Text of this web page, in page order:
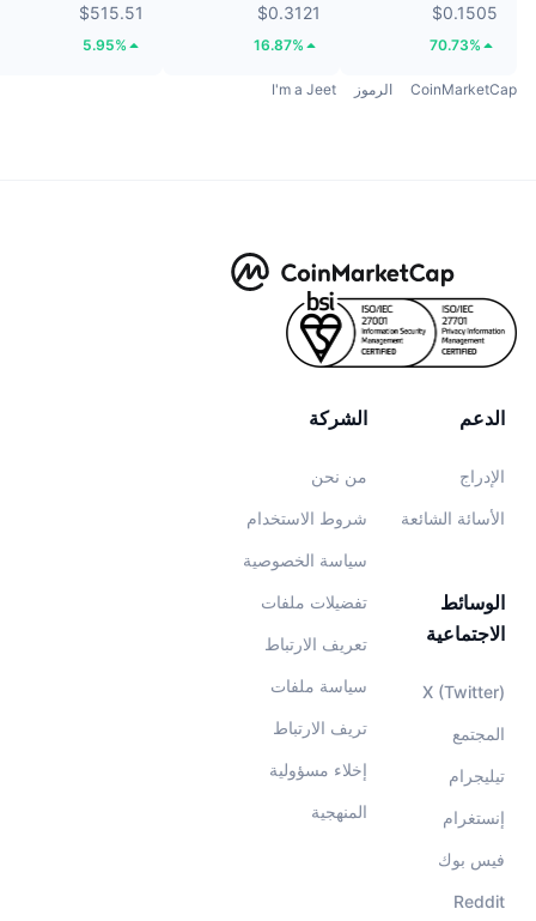
$0.1505
70.73%
$0.3121
16.87%
$515.51
5.95%
CoinMarketCap الرموز I'm a Jeet
الشركة
من نحن
شروط الاستخدام
سياسة الخصوصية
تفضيلات ملفات
تعريف الارتباط
سياسة ملفات
تريف الارتباط
إخلاء مسؤولية
المنهجية
الدعم
الإدراج
الأسائة الشائعة
الوسائط
الاجتماعية
X (Twitter)
المجتمع
تيليجرام
إنستغرام
فيس بوك
Reddit